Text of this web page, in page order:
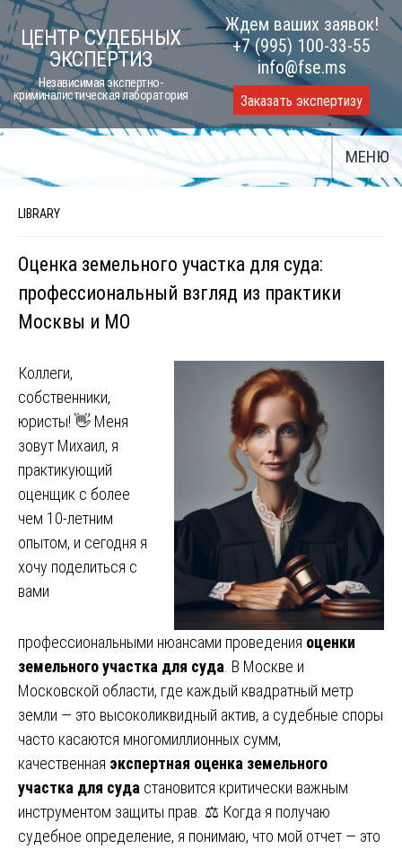
Skip
to
content
ЦЕНТР СУДЕБНЫХ
ЭКСПЕРТИЗ
Независимая экспертно-
криминалистическая лаборатория
Ждем ваших заявок!
+7 (995) 100-33-55
info@fse.ms
Заказать экспертизу
МЕНЮ
LIBRARY
Оценка земельного участка для суда:
профессиональный взгляд из практики
Москвы и МО
Коллеги,
собственники,
юристы! 👋 Меня
зовут Михаил, я
практикующий
оценщик с более
чем 10-летним
опытом, и сегодня я
хочу поделиться с
вами
профессиональными нюансами проведения оценки
земельного участка для суда . В Москве и
Московской области, где каждый квадратный метр
земли — это высоколиквидный актив, а судебные споры
часто касаются многомиллионных сумм,
качественная экспертная оценка земельного
участка для суда становится критически важным
инструментом защиты прав. ⚖️ Когда я получаю
судебное определение, я понимаю, что мой отчет — это